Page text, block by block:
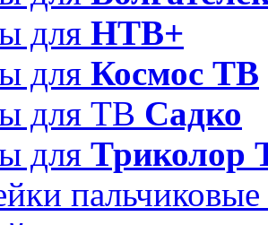
для НТВ+
для Космос ТВ
для ТВ Садко
для Триколор